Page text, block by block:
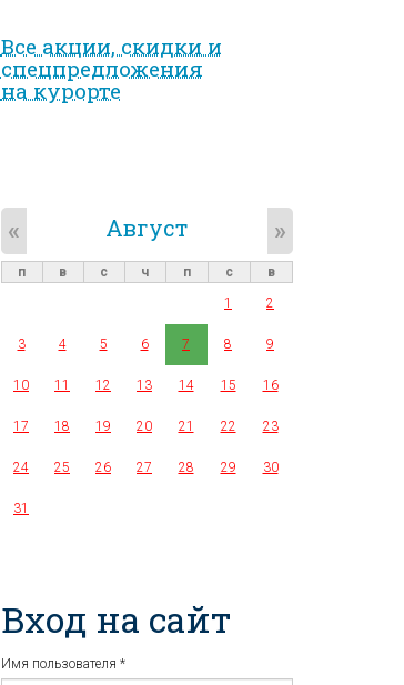
Все акции, скидки и
спец­предложе­ния
на курорте
Август
« »
п в с ч п с
в
1
2
3 4 5 6 7 8 9
10 11 12 13 14 15 16
17 18 19 20 21 22 23
24 25 26 27 28 29 30
31
Вход на сайт
Имя пользователя *